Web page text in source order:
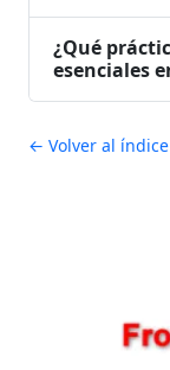
¿Qué
esenciales
← Volver al índice